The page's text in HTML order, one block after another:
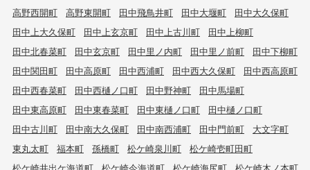
高野西開町
高野東開町 田中飛鳥井町 田中大堰町
田中大久保町
田中上大久保町
田中上玄京町 田中上古川町
田中上柳町
田中北春菜町
田中玄京町 田中里ノ内町 田中里ノ前町
田中下柳町
田中関田町
田中高原町 田中西浦町 田中西大久保町
田中西高原町
田中西春菜町
田中西樋ノ口町 田中野神町
田中馬場町
田中東高原町
田中東春菜町 田中東樋ノ口町
田中樋ノ口町
田中古川町
田中南大久保町 田中南西浦町 田中門前町
大文字町
東丸太町
福本町 孫橋町 松ケ崎泉川町
松ケ崎壱町田町